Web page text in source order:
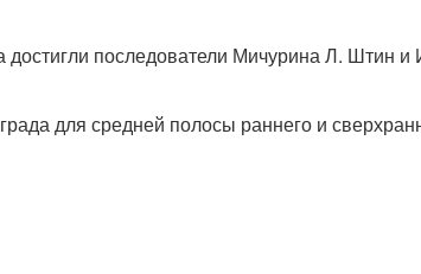
достигли последователи Мичурина Л. Штин и
для средней полосы раннего и